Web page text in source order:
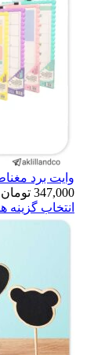
وایت برد مغناطیسی
347,000 تومان
انتخاب گزینه